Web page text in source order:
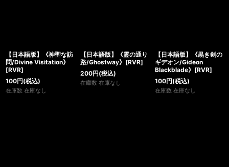
【日本語版】《神聖な訪
問/Divine Visitation》
[RVR]
100円(税込)
在庫数 在庫なし
【日本語版】《霊の通り
路/Ghostway》[RVR]
200円(税込)
在庫数 在庫なし
【日本語版】《黒き剣の
ギデオン/Gideon
Blackblade》[RVR]
100円(税込)
在庫数 在庫なし